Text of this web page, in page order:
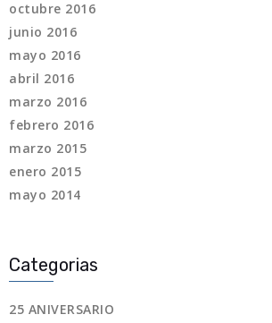
octubre 2016
junio 2016
mayo 2016
abril 2016
marzo 2016
febrero 2016
marzo 2015
enero 2015
mayo 2014
Categorias
25 ANIVERSARIO